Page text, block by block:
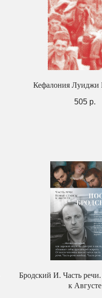
Кефалония Луиджи
505 р.
Бродский И. Часть
к Августе